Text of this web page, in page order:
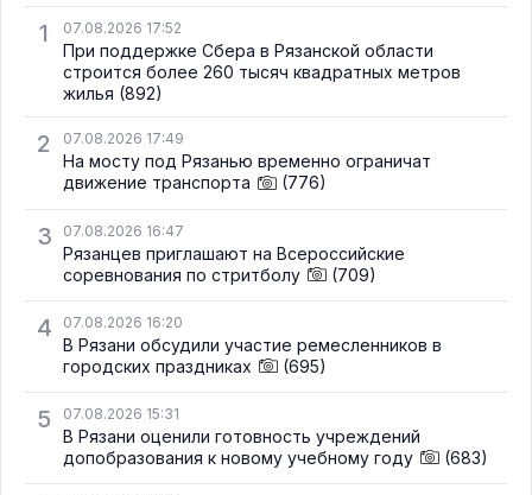
1 07.08.2026 17:52
При поддержке Сбера в Рязанской области
строится более 260 тысяч квадратных метров
жилья (892)
2 07.08.2026 17:49
На мосту под Рязанью временно ограничат
движение транспорта
(776)
3 07.08.2026 16:47
Рязанцев приглашают на Всероссийские
соревнования по стритболу
(709)
4 07.08.2026 16:20
В Рязани обсудили участие ремесленников в
городских праздниках
(695)
5 07.08.2026 15:31
В Рязани оценили готовность учреждений
допобразования к новому учебному году
(683)